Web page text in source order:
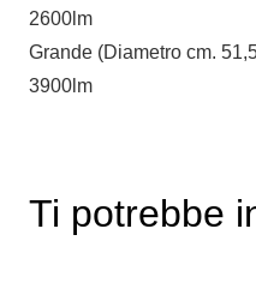
2600lm
Grande (Diametro cm.
3900lm
Ti potrebbe